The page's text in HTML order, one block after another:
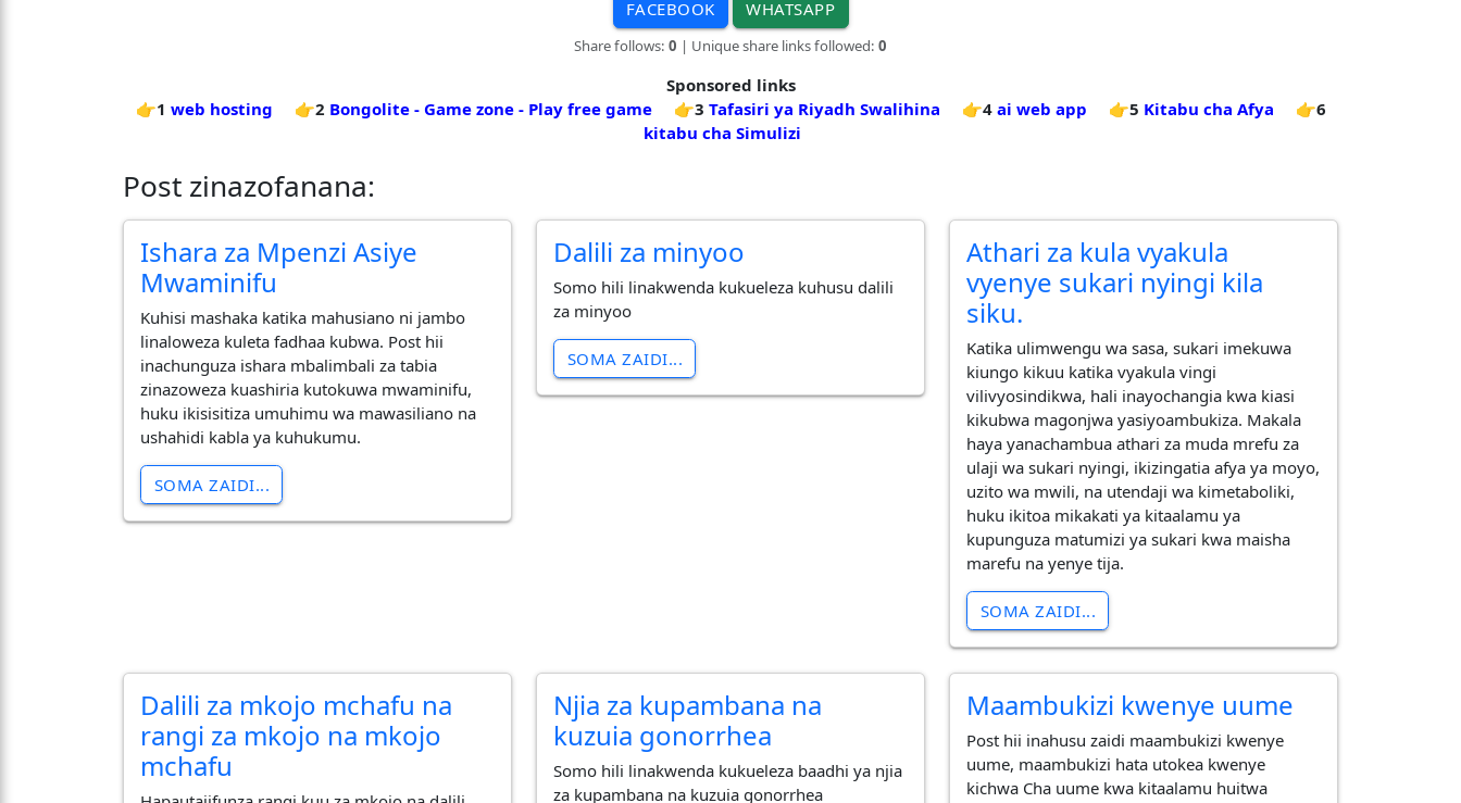
FACEBOOK WHATSAPP
Share follows: 0 | Unique share links followed: 0
Sponsored links
👉1 web hosting 👉2 Bongolite - Game zone - Play free game 👉3 Tafasiri ya Riyadh Swalihina 👉4 ai web app 👉5 Kitabu cha Afya
👉6
kitabu cha Simulizi
Post zinazofanana:
Ishara za Mpenzi Asiye
Mwaminifu
​Kuhisi mashaka katika mahusiano ni jambo
linaloweza kuleta fadhaa kubwa. Post hii
inachunguza ishara mbalimbali za tabia
zinazoweza kuashiria kutokuwa mwaminifu,
huku ikisisitiza umuhimu wa mawasiliano na
ushahidi kabla ya kuhukumu.
SOMA ZAIDI...
Dalili za minyoo
Somo hili linakwenda kukueleza kuhusu dalili
za minyoo
SOMA ZAIDI...
Athari za kula vyakula
vyenye sukari nyingi kila
siku.
Katika ulimwengu wa sasa, sukari imekuwa
kiungo kikuu katika vyakula vingi
vilivyosindikwa, hali inayochangia kwa kiasi
kikubwa magonjwa yasiyoambukiza. Makala
haya yanachambua athari za muda mrefu za
ulaji wa sukari nyingi, ikizingatia afya ya moyo,
uzito wa mwili, na utendaji wa kimetaboliki,
huku ikitoa mikakati ya kitaalamu ya
kupunguza matumizi ya sukari kwa maisha
marefu na yenye tija.
SOMA ZAIDI...
Dalili za mkojo mchafu na
rangi za mkojo na mkojo
mchafu
Njia za kupambana na
kuzuia gonorrhea
Somo hili linakwenda kukueleza baadhi ya njia
za kupambana na kuzuia gonorrhea
Maambukizi kwenye uume
Post hii inahusu zaidi maambukizi kwenye
uume, maambukizi hata utokea kwenye
kichwa Cha uume kwa kitaalamu huitwa